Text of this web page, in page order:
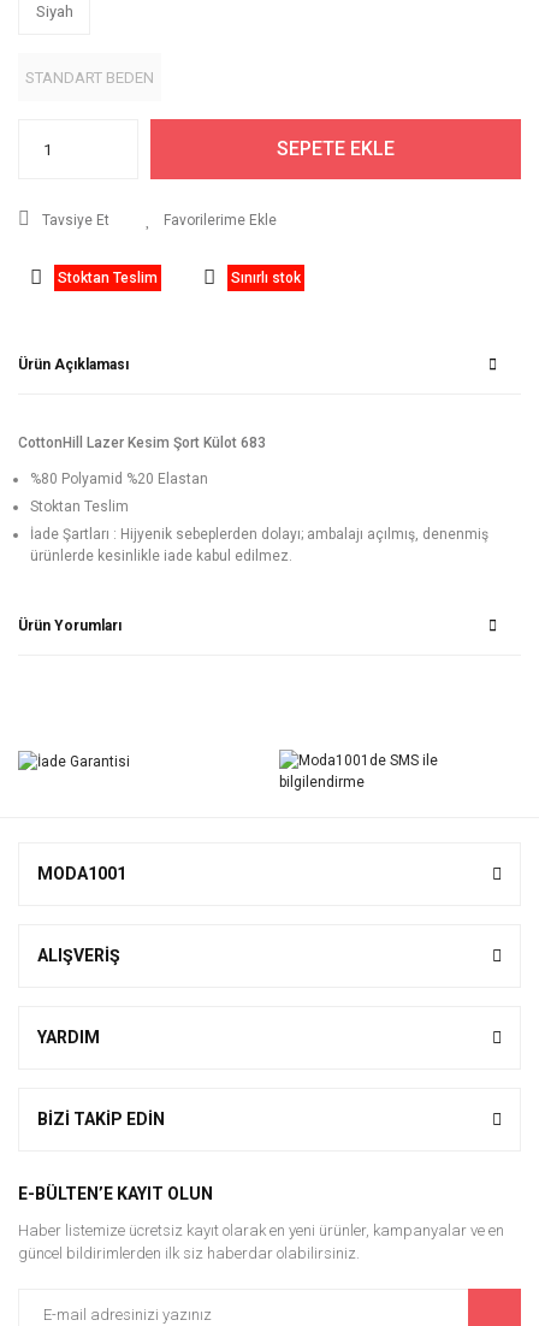
Siyah
STANDART BEDEN
SEPETE EKLE
Tavsiye Et
Stoktan Teslim Sınırlı stok
Ürün Açıklaması
CottonHill Lazer Kesim Şort Külot 683
%80 Polyamid %20 Elastan
Stoktan Teslim
İade Şartları : Hijyenik sebeplerden dolayı; ambalajı açılmış, denenmiş
ürünlerde kesinlikle iade kabul edilmez.
Ürün Yorumları
Yorum Yaz
MODA1001
ALIŞVERİŞ
YARDIM
BİZİ TAKİP EDİN
E-BÜLTEN’E KAYIT OLUN
Haber listemize ücretsiz kayıt olarak en yeni ürünler, kampanyalar ve en
güncel bildirimlerden ilk siz haberdar olabilirsiniz.